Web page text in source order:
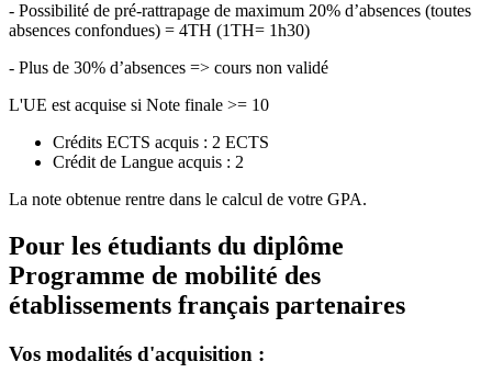
- Possibilité de pré-rattrapage de maximum 20% d’absences (toutes
absences confondues) = 4TH (1TH= 1h30)
- Plus de 30% d’absences => cours non validé
L'UE est acquise si Note finale >= 10
Crédits ECTS acquis : 2 ECTS
Crédit de Langue acquis : 2
La note obtenue rentre dans le calcul de votre GPA.
Pour les étudiants du diplôme
Programme de mobilité des
établissements français partenaires
Vos modalités d'acquisition :